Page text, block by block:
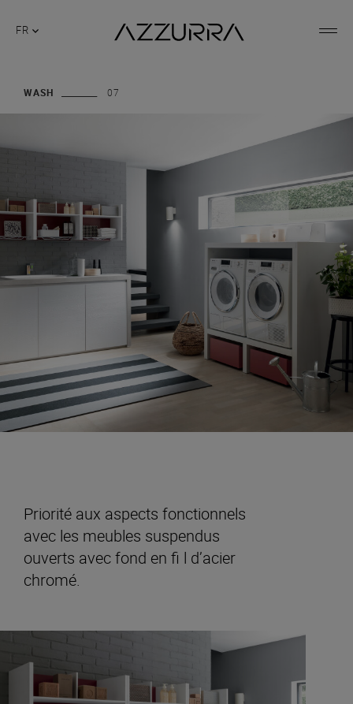
FR
WASH 07
Priorité aux aspects fonctionnels
avec les meubles suspendus
ouverts avec fond en fi l d’acier
chromé.